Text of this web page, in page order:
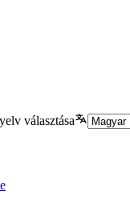
választása